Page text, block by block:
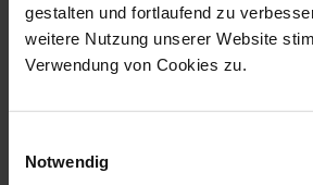
gestalten und fortlaufend zu
weitere Nutzung unserer Website
Verwendung von Cookies zu.
Notwendig
Wir sind für Sie da!